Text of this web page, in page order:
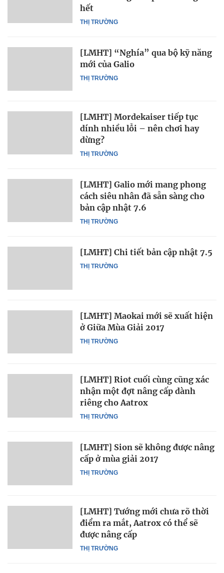
THỊ TRƯỜNG
hết
THỊ TRƯỜNG
[LMHT] “Nghía” qua bộ kỹ năng
mới của Galio
THỊ TRƯỜNG
[LMHT] Mordekaiser tiếp tục
dính nhiều lỗi – nên chơi hay
dừng?
THỊ TRƯỜNG
[LMHT] Galio mới mang phong
cách siêu nhân đã sẵn sàng cho
bản cập nhật 7.6
THỊ TRƯỜNG
[LMHT] Chi tiết bản cập nhật 7.5
THỊ TRƯỜNG
[LMHT] Maokai mới sẽ xuất hiện
ở Giữa Mùa Giải 2017
THỊ TRƯỜNG
[LMHT] Riot cuối cùng cũng xác
nhận một đợt nâng cấp dành
riêng cho Aatrox
THỊ TRƯỜNG
[LMHT] Sion sẽ không được nâng
cấp ở mùa giải 2017
THỊ TRƯỜNG
[LMHT] Tướng mới chưa rõ thời
điểm ra mắt, Aatrox có thể sẽ
được nâng cấp